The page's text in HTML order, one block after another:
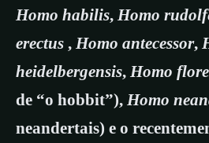
Homo habilis, Homo
erectus , Homo antecessor,
heidelbergensis, Homo
de “o hobbit”), Homo
neandertais) e o